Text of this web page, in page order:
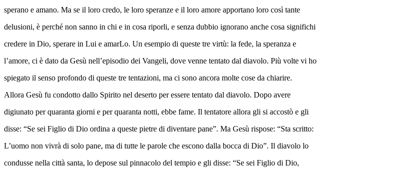
sperano e amano. Ma se il loro credo, le loro speranze e il loro amore apportano loro così tante
delusioni, è perché non sanno in chi e in cosa riporli, e senza dubbio ignorano anche cosa significhi
credere in Dio, sperare in Lui e amarLo. Un esempio di queste tre virtù: la fede, la speranza e
l’amore, ci è dato da Gesù nell’episodio dei Vangeli, dove venne tentato dal diavolo. Più volte vi ho
spiegato il senso profondo di queste tre tentazioni, ma ci sono ancora molte cose da chiarire.
Allora Gesù fu condotto dallo Spirito nel deserto per essere tentato dal diavolo. Dopo avere
digiunato per quaranta giorni e per quaranta notti, ebbe fame. Il tentatore allora gli si accostò e gli
disse: “Se sei Figlio di Dio ordina a queste pietre di diventare pane”. Ma Gesù rispose: “Sta scritto:
L’uomo non vivrà di solo pane, ma di tutte le parole che escono dalla bocca di Dio”. Il diavolo lo
condusse nella città santa, lo depose sul pinnacolo del tempio e gli disse: “Se sei Figlio di Dio,